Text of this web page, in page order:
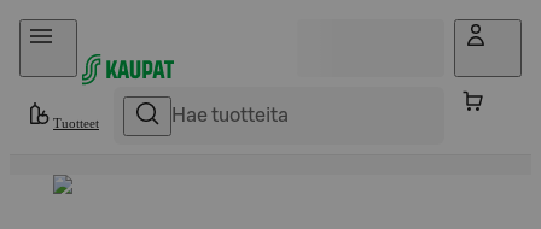
Hyppää sisältöön
Tuotteet